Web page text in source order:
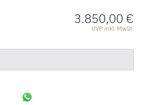
3.850,00 €
UVP inkl. MwSt.